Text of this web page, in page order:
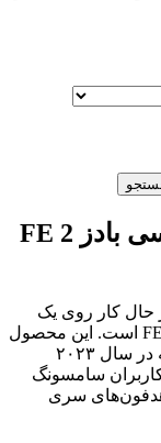
سامسونگ در حال توسعه گلکسی بادز FE 2
کار روی یک
بی‌سیم اقتصادی به نام گلکسی بادز FE 2 است. این محصول
قرار است جایگزین هدفون گلکسی بادز FE که در سال ۲۰۲۳
سامسونگ
سری